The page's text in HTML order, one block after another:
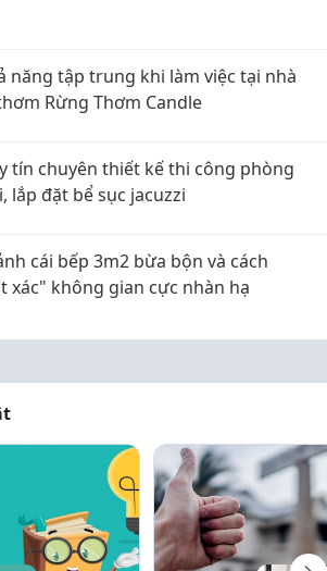
năng tập trung khi làm việc tại nhà
Rừng Thơm Candle
tín chuyên thiết kế thi công phòng
lắp đặt bể sục jacuzzi
cái bếp 3m2 bừa bộn và cách
xác" không gian cực nhàn hạ